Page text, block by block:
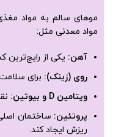
موهای سالم به مواد
مواد معدنی مثل:
آهن: یکی از
روی (زینک): برای
ویتامین
:
پروتئین: ساختمان
ریزش ایجاد کند.